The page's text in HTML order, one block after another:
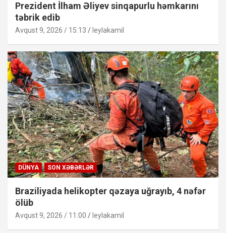
Prezident İlham Əliyev sinqapurlu həmkarını
təbrik edib
Avqust 9, 2026 / 15:13 leylakamil
DÜNYA SON XƏBƏRLƏR
Braziliyada helikopter qəzaya uğrayıb, 4 nəfər
ölüb
Avqust 9, 2026 / 11:00 leylakamil